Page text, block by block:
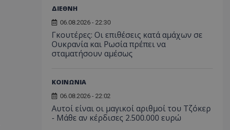
ΔΙΕΘΝΗ
06.08.2026 - 22:30
Γκουτέρες: Οι επιθέσεις κατά αμάχων σε
Ουκρανία και Ρωσία πρέπει να
σταματήσουν αμέσως
ΚΟΙΝΩΝΙΑ
06.08.2026 - 22:02
Αυτοί είναι οι μαγικοί αριθμοί του Τζόκερ
- Μάθε αν κέρδισες 2.500.000 ευρώ